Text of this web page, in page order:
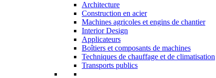
Architecture
Construction en acier
Machines agricoles et engins de chantier
Interior Design
Applicateurs
Boîtiers et composants de machines
Techniques de chauffage et de climatisation
Transports publics